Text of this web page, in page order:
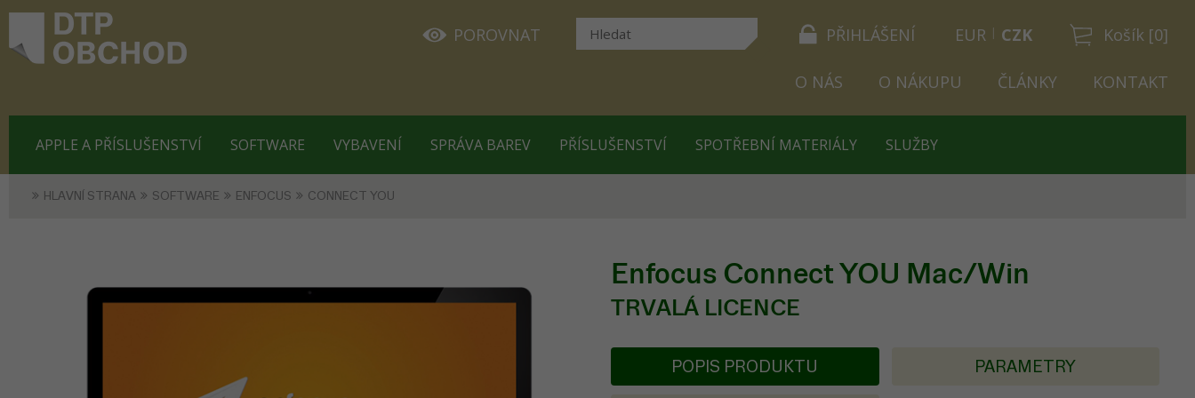
PŘIHLÁŠENÍ Košík [0]
POROVNAT EUR CZK
O NÁS O NÁKUPU ČLÁNKY KONTAKT
APPLE A PŘÍSLUŠENSTVÍ SOFTWARE VYBAVENÍ SPRÁVA BAREV PŘÍSLUŠENSTVÍ SPOTŘEBNÍ MATERIÁLY SLUŽBY
HLAVNÍ STRANA SOFTWARE ENFOCUS CONNECT YOU
Enfocus Connect YOU Mac/Win
TRVALÁ LICENCE
POPIS PRODUKTU PARAMETRY